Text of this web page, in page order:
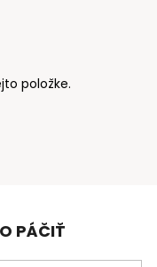
položke.
PÁČIŤ